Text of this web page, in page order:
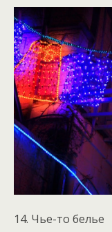
14. Чье-то белье